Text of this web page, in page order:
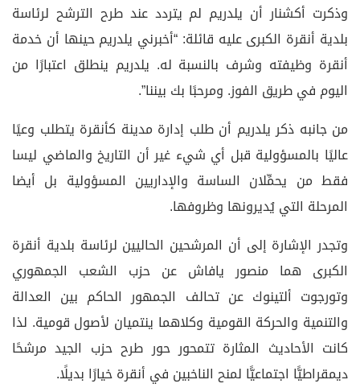
وذكرت أكشنار أن يلدريم لم يتردد عند طرح الترشح لرئاسة
بلدية أنقرة الكبرى عليه قائلة: “أخبرني يلدريم حينها أن خدمة
أنقرة وظيفته وشرف بالنسبة له. يلدريم ينطلق اعتبارًا من
اليوم في طريق الفوز. ومرحبًا بك بيننا”.
من جانبه ذكر يلدريم أن طلب إدارة مدينة كأنقرة يتطلب وعيًا
عاليًا بالمسؤولية قبل أي شيء غير أن التاريخ والماضي ليسا
فقط من يحمِّلان الساسة والإداريين المسؤولية بل أيضا
المرحلة التي يُديرونها وظروفها.
وتجدر الإشارة إلى أن المرشحين الحاليين لرئاسة بلدية أنقرة
الكبرى هما منصور يافاش عن حزب الشعب الجمهوري
وتورجوت ألتينوك عن تحالف الجمهور الحاكم بين العدالة
والتنمية والحركة القومية وكلاهما ينتميان لأصول قومية. لذا
كانت الأحاديث المثارة تتمحور حور طرح حزب الجيد مرشحًا
ديمقراطيًّا اجتماعيًّا لمنح الناخبين في أنقرة خيارًا بديلًا.